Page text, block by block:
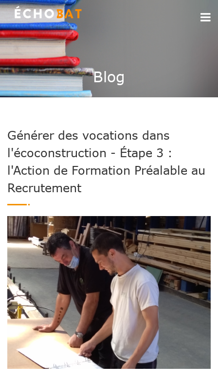
Blog
Générer des vocations dans
l'écoconstruction - Étape 3 :
l'Action de Formation Préalable au
Recrutement